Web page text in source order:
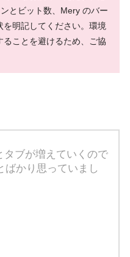
とビット数、Mery のバー
明記してください。環境
ことを避けるため、ご協